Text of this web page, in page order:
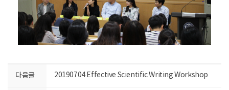
다음글 20190704 Effective Scientific Writing Workshop